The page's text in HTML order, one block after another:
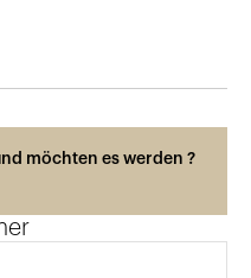
möchten es werden ?